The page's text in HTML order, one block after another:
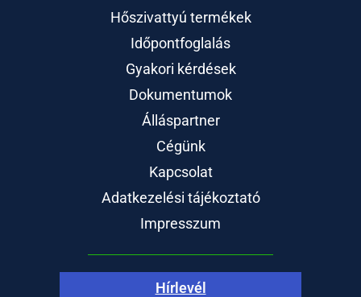
Hőszivattyú termékek
Időpontfoglalás
Gyakori kérdések
Dokumentumok
Álláspartner
Cégünk
Kapcsolat
Adatkezelési tájékoztató
Impresszum
Hírlevél